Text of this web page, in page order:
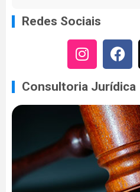
Redes Sociais
Consultoria Jurídica